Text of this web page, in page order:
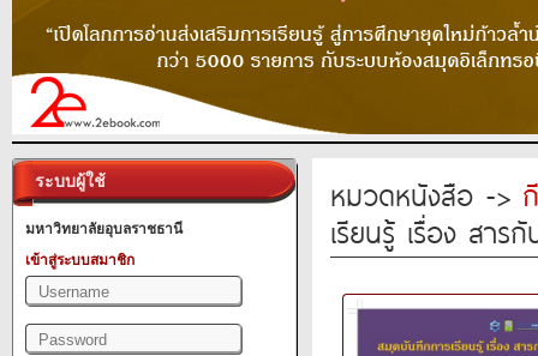
ระบบผู้ใช้
มหาวิทยาลัยอุบลราชธานี
เข้าสู่ระบบสมาชิก
หมวดหนังสือ ->
เรียนรู้ เรื่อง สา